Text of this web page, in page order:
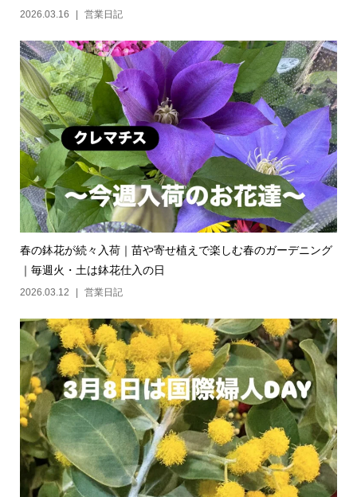
2026.03.16 営業日記
春の鉢花が続々入荷｜苗や寄せ植えで楽しむ春のガーデニング
｜毎週火・土は鉢花仕入の日
2026.03.12 営業日記